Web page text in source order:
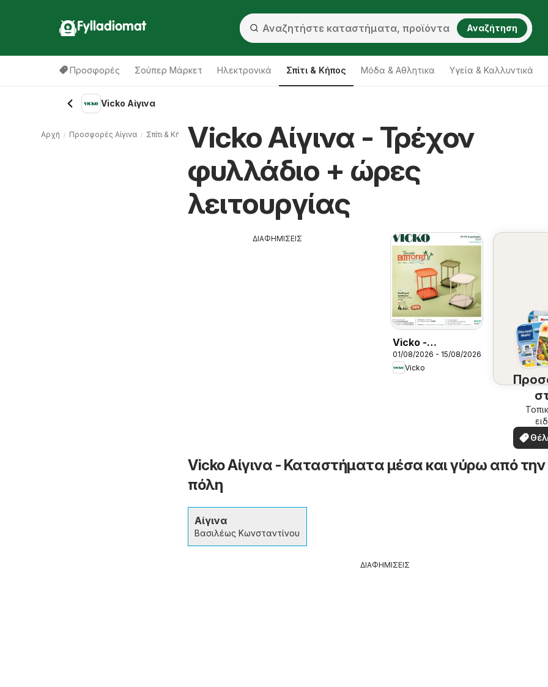
Fylladiomat Αναζήτηση
Προσφορές Σούπερ Μάρκετ Hλεκτρονικά Σπίτι & Κήπος Μόδα & Aθλητικα Υγεία & Καλλυντικά
Vicko Αίγινα
Vicko Αίγινα - Τρέχον
φυλλάδιο + ώρες
λειτουργίας
ΔΙΑΦΗΜΙΣΕΙΣ
Vicko -
Προσφορές
01/08/2026 - 15/08/2026
Vicko
δω
Vicko Αίγινα - Καταστήματα μέσα και γύρω από την
πόλη
Αίγινα
Βασιλέως Κωνσταντίνου
ΔΙΑΦΗΜΙΣΕΙΣ
Αρχή Προσφορές Αίγινα Σπίτι & Κήπος Αίγινα Vicko Αίγινα